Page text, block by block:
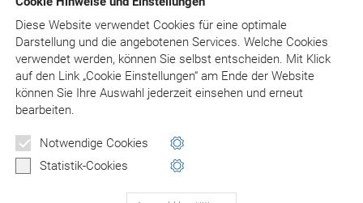
Diese Website verwendet Cookies für eine optimale
Darstellung und die angebotenen Services. Welche Cookies
verwendet werden, können Sie selbst entscheiden. Mit Klick
aufden Link „Cookie Einstellungen“ am Ende der Website
können Sie Ihre Auswahl jederzeit einsehen und erneut
bearbeiten.
Notwendige Cookies
Statistik-Cookies
Ablauftermin gekündigt werden, ansonsten verlängert
er sich jeweils um zwölf Monate. Es erscheinen ca. drei
Updates pro Jahr in Form einer neuen CD-ROM. Die
Lieferung erfolgt zzgl. 9 Euro Versandkostenpauschale.
in den Warenkorb